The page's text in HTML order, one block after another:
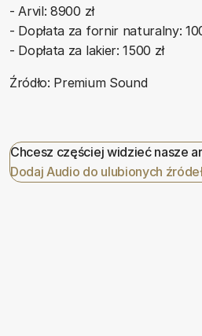
- Arvil: 8900 zł
- Dopłata za fornir naturalny:
- Dopłata za lakier: 1500 zł
Źródło: Premium Sound
Chcesz częściej widzieć nasze
Dodaj Audio do ulubionych